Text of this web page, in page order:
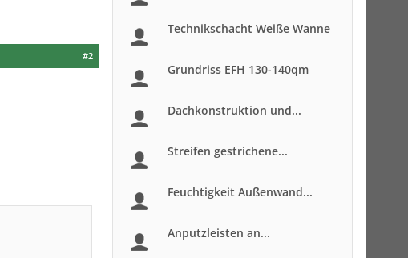
#2
Technikschacht Weiße Wanne
Grundriss EFH 130-140qm
Dachkonstruktion und...
Streifen gestrichene...
Feuchtigkeit Außenwand...
Anputzleisten an...